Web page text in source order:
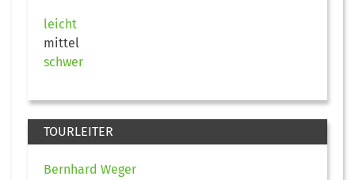
leicht
mittel
schwer
TOURLEITER
Bernhard Weger